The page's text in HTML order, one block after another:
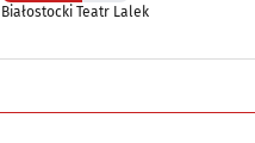
Białostocki Teatr Lalek